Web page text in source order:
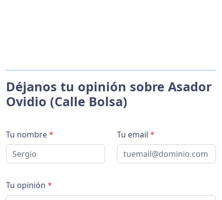
Déjanos tu opinión sobre Asador
Ovidio (Calle Bolsa)
Tu nombre* Tu email *
Tu opinión *